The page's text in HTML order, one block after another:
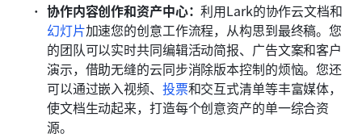
协作内容创作和资产中心：利用Lark的协作云文档和
幻灯片加速您的创意工作流程，从构思到最终稿。您
的团队可以实时共同编辑活动简报、广告文案和客户
演示，借助无缝的云同步消除版本控制的烦恼。您还
可以通过嵌入视频、 投票和交互式清单等丰富媒体，
使文档生动起来，打造每个创意资产的单一综合资
源。